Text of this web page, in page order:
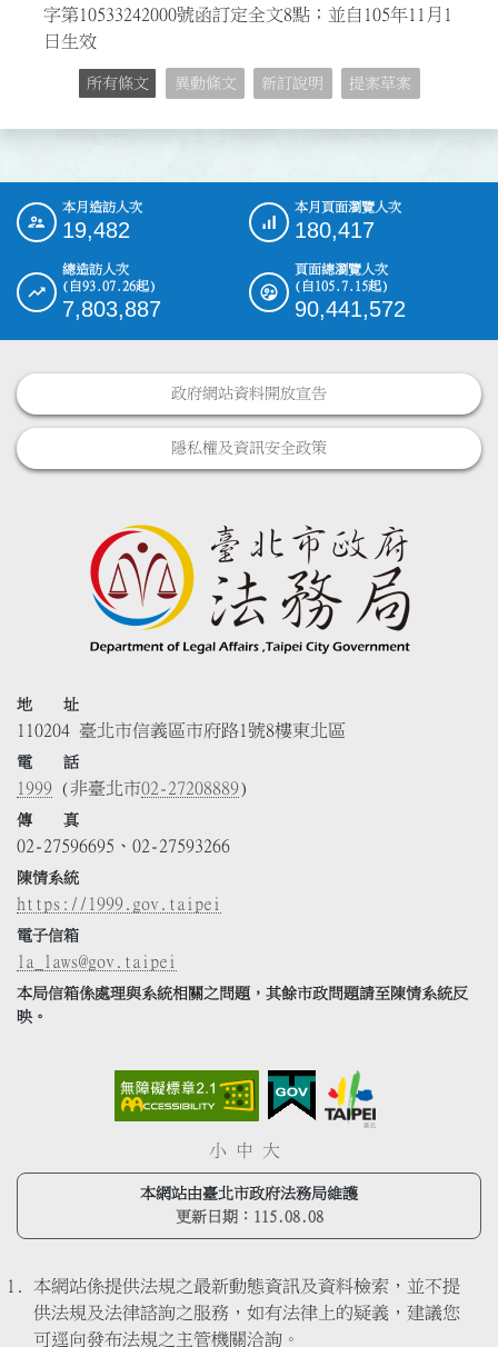
字第10533242000號函訂定全文8點；並自105年11月1
日生效
所有條文 異動條文 新訂說明 提案草案
::: 本月造訪人次
19,482
本月頁面瀏覽人次
180,417
總造訪人次
(自93.07.26起)
7,803,887
頁面總瀏覽人次
(自105.7.15起)
90,441,572
政府網站資料開放宣告
隱私權及資訊安全政策
地 址
110204 臺北市信義區市府路1號8樓東北區
電 話
1999 (非臺北市02-27208889)
傳 真
02-27596695、02-27593266
陳情系統
https://1999.gov.taipei
電子信箱
la_laws@gov.taipei
本局信箱係處理與系統相關之問題，其餘市政問題請至陳情系統反
映。
小 中 大
本網站由臺北市政府法務局維護
更新日期： 115.08.08
本網站係提供法規之最新動態資訊及資料檢索，並不提
供法規及法律諮詢之服務，如有法律上的疑義，建議您
可逕向發布法規之主管機關洽詢。